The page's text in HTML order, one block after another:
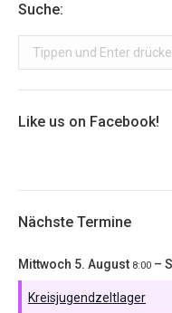
Suche:
Search:
Like us on Facebook!
Nächste Termine
Mittwoch 5. August 8:00 –
Kreisjugendzeltlager